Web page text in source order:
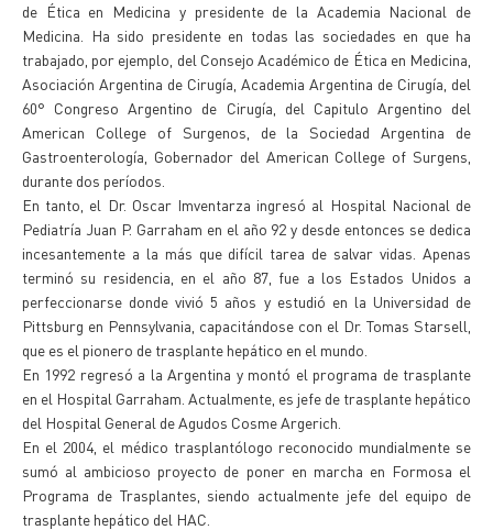
de Ética en Medicina y presidente de la Academia Nacional de
Medicina. Ha sido presidente en todas las sociedades en que ha
trabajado, por ejemplo, del Consejo Académico de Ética en Medicina,
Asociación Argentina de Cirugía, Academia Argentina de Cirugía, del
60° Congreso Argentino de Cirugía, del Capitulo Argentino del
American College of Surgenos, de la Sociedad Argentina de
Gastroenterología, Gobernador del American College of Surgens,
durante dos períodos.
En tanto, el Dr. Oscar Imventarza ingresó al Hospital Nacional de
Pediatría Juan P. Garraham en el año 92 y desde entonces se dedica
incesantemente a la más que difícil tarea de salvar vidas. Apenas
terminó su residencia, en el año 87, fue a los Estados Unidos a
perfeccionarse donde vivió 5 años y estudió en la Universidad de
Pittsburg en Pennsylvania, capacitándose con el Dr. Tomas Starsell,
que es el pionero de trasplante hepático en el mundo.
En 1992 regresó a la Argentina y montó el programa de trasplante
en el Hospital Garraham. Actualmente, es jefe de trasplante hepático
del Hospital General de Agudos Cosme Argerich.
En el 2004, el médico trasplantólogo reconocido mundialmente se
sumó al ambicioso proyecto de poner en marcha en Formosa el
Programa de Trasplantes, siendo actualmente jefe del equipo de
trasplante hepático del HAC.